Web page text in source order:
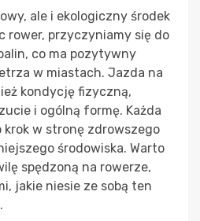
ale i ekologiczny środek
rower, przyczyniamy się do
co ma pozytywny
w miastach. Jazda na
kondycję fizyczną,
i ogólną formę. Każda
w stronę zdrowszego
środowiska. Warto
spędzoną na rowerze,
jakie niesie ze sobą ten